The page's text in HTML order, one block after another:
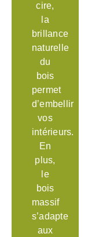
cire,
la
brillance
naturelle
du
bois
permet
d’embellir
vos
intérieurs.
En
plus,
le
bois
massif
s’adapte
aux